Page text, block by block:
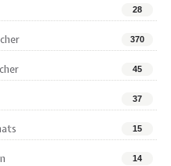
28
370
45
37
15
14